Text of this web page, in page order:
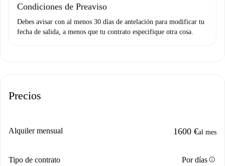
Condiciones de Preaviso
Debes avisar con al menos 30 días de antelación para modificar tu
fecha de salida, a menos que tu contrato especifique otra cosa.
Precios
Alquiler mensual 1600 €al mes
Tipo de contrato Por díasinfo